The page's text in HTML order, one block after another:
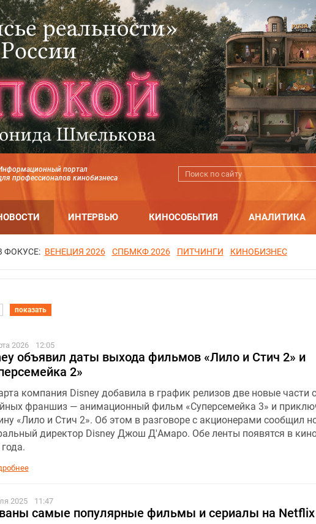
портал
профессионалов кинобизнеса
ИНТЕРВЬЮ КИНОСОБЫТИЯ АНАЛИТИКА
ФОКУСЕ: ВЕНЕЦИЯ 2026 СПБМКФ 2026 ПИТЧИНГИ КИНОБИЗНЕС
показать
2026 12:05
объявил даты выхода фильмов «Лило и Стич 2» и
2»
компания Disney добавила в график релизов две новые части
франшиз — анимационный фильм «Суперсемейка 3» и
«Лило и Стич 2». Об этом в разговоре с акционерами сообщил
директор Disney Джош Д'Амаро. Обе ленты появятся в
2025 11:47
самые популярные фильмы и сериалы на Netflix